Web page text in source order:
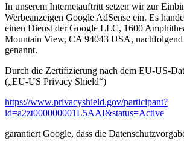
In unserem Internetauftritt setzen wir zur
Werbeanzeigen Google AdSense ein. Es
einen Dienst der Google LLC, 1600
Mountain View, CA 94043 USA, nachfolgend
genannt.
Durch die Zertifizierung nach dem EU-US-
(„EU-US Privacy Shield“)
https://www.privacyshield.gov/participant?
id=a2zt000000001L5AAI&status=Active
garantiert Google, dass die